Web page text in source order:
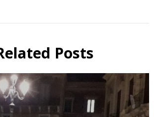
Posts